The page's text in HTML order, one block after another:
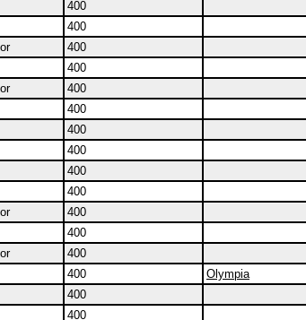
400
400
400
400
400
400
400
400
400
400
400
400
400
400 Olympia
400
400